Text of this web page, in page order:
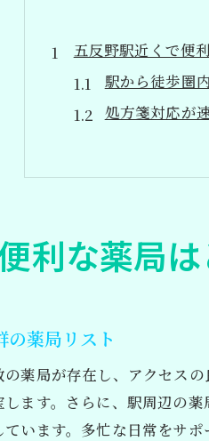
五反野駅近くで便
駅から徒歩圏
処方箋対応が
利用者の声か
健康相談もで
初めての方で
駅周辺で頼れる薬
医療機関と連
薬局の選び方
処方箋の事前
利な薬局
薬局リスト
薬局が存在し、アクセス
ます。さらに、駅周辺の
います。多忙な日常をサ